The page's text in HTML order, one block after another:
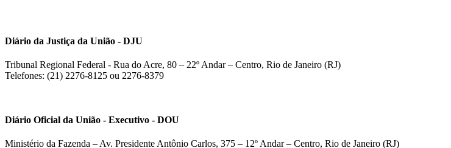
Diário da Justiça da União - DJU
Tribunal Regional Federal - Rua do Acre, 80 – 22º Andar – Centro, Rio de Janeiro (RJ)
Telefones: (21) 2276-8125 ou 2276-8379
Diário Oficial da União - Executivo - DOU
Ministério da Fazenda – Av. Presidente Antônio Carlos, 375 – 12º Andar – Centro, Rio de Janeiro (RJ)